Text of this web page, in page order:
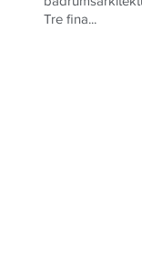
Tre fina...